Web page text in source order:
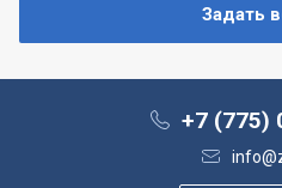
+7 (775)